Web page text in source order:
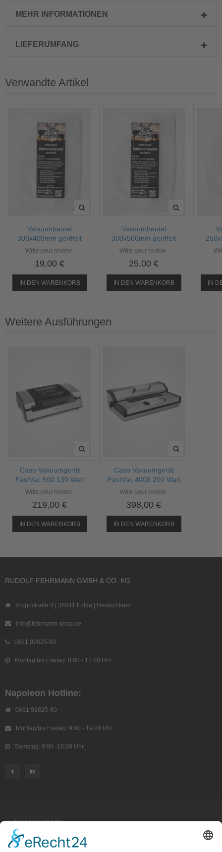
MEHR INFORMATIONEN
LIEFERUMFANG
Verwandte Artikel
Vakuumbeutel
300x400mm geriffelt
Write your review
19,00 €
IN DEN WARENKORB
Vakuumbeutel
300x500mm geriffelt
Write your review
25,00 €
IN DEN WARENKORB IN
Weitere Ausführungen
Caso Vakuumgerät
FastVac 500 130 Watt
Write your review
219,00 €
IN DEN WARENKORB
Caso Vakuumgerät
FastVac 4008 200 Watt
Write your review
398,00 €
IN DEN WARENKORB
RUDOLF FEHRMANN GMBH & CO. KG
Kruppstraße 4 | 36041 Fulda | Deutschland
info@fehrmann-shop.de
0661 92825-80
Montag bis Freitag: 8:00 - 17:00 Uhr
Napoleon Hotline:
0661 92825-80
Montag bis Freitag: 9:00 - 19:00 Uhr
Samstag: 9:00 -16:00 Uhr
KUNDENSERVICE